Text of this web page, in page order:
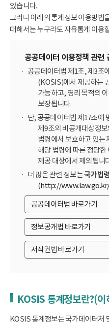
있습니다.
그러나 아래의 통계정보 이용방법
대해서는 누구라도 자유롭게 이용
공공데이터 이용정책 관련
공공데이터법 제1조, 제3조
(KOSIS)에서 제공하는
가능하고, 영리 목적의
보장됩니다.
단, 공공데이터법 제17조에
제9조의 비공개대상정
법령에서 보호하고 있는
해당 법령에 따른 정당
제공 대상에서 제외됩니
더 많은 관련 정보는국가법
(http://
공공데이터법 바로가기
정보공개법 바로가기
저작권법 바로가기
KOSIS 통계정보란?(이
KOSIS 통계정보는 국가데이터처